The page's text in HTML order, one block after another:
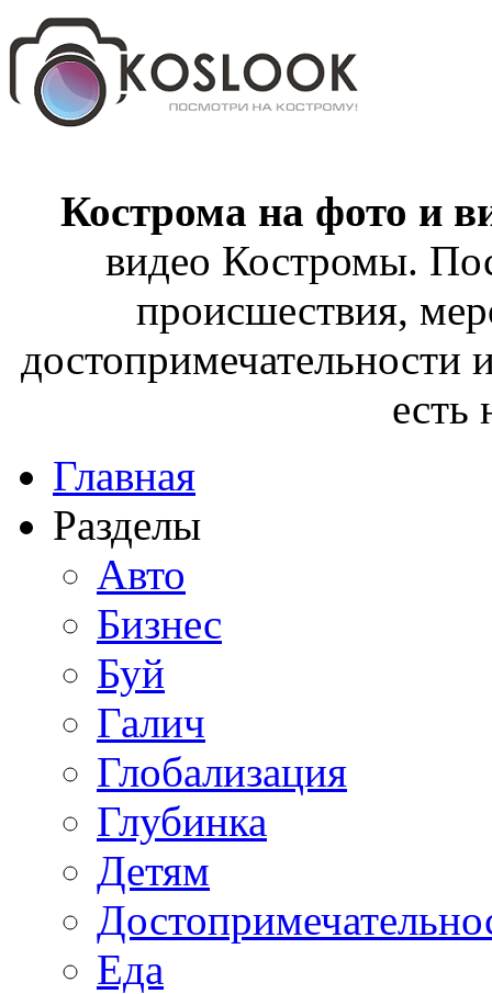
Кострома на фото и
видео Костромы.
происшествия,
достопримечательности
есть
Главная
Разделы
Авто
Бизнес
Буй
Галич
Глобализация
Глубинка
Детям
Еда